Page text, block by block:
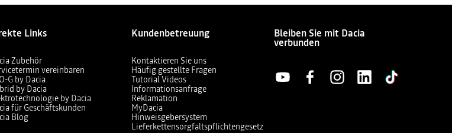
Links
Zubehör
vereinbaren
G by Dacia
by Dacia
by Dacia
für Geschäftskunden
Blog
Kundenbetreuung
Kontaktieren Sie uns
Häufig gestellte Fragen
Tutorial Videos
Informationsanfrage
Reklamation
MyDacia
Hinweisgebersystem
Lieferkettensorgfaltspflichtengesetz
Bleiben Sie mit Dacia
verbunden